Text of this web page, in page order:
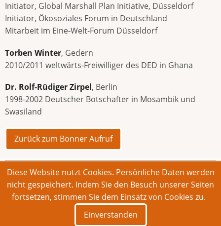
Initiator, Global Marshall Plan Initiative, Düsseldorf
Initiator, Ökosoziales Forum in Deutschland
Mitarbeit im Eine-Welt-Forum Düsseldorf
Torben Winter, Gedern
2010/2011 weltwärts-Freiwilliger des DED in Ghana
Dr. Rolf-Rüdiger Zirpel, Berlin
1998-2002 Deutscher Botschafter in Mosambik und
Swasiland
Zurück zum Bonner Aufruf
© 2026 Bonner Aufruf. Alle Rechte vorbehalten.
Footer
Kontakt
Intern
Deutsch
English
Diese Website nutzt Cookies. Persönliche Daten werden
nicht gespeichert. Indem Sie den Besuch unserer Seiten
fortsetzen, stimmen Sie dem Einsatz von Cookies zu.
Einverstanden